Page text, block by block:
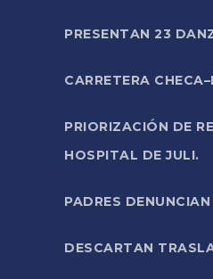
PRESENTAN 23
CARRETERA
PRIORIZACIÓN DE
HOSPITAL DE JULI.
PADRES
DESCARTAN